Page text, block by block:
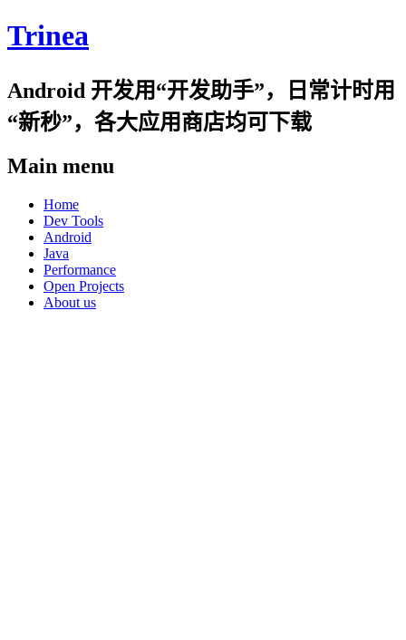
Trinea
Android 开发用“开发助手”，日常计时用
“新秒”，各大应用商店均可下载
Main menu
Skip
content
Home
Dev Tools
Android
Java
Performance
Open Projects
About us